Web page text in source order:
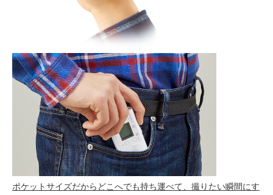
ポケットサイズだからどこへでも持ち運べて、撮りたい瞬間にす